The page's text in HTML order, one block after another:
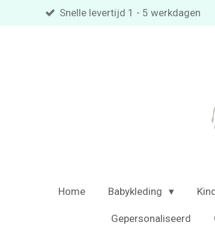
Snelle levertijd 1 - 5 werkdagen
Home Babykleding
Gepersonaliseerd